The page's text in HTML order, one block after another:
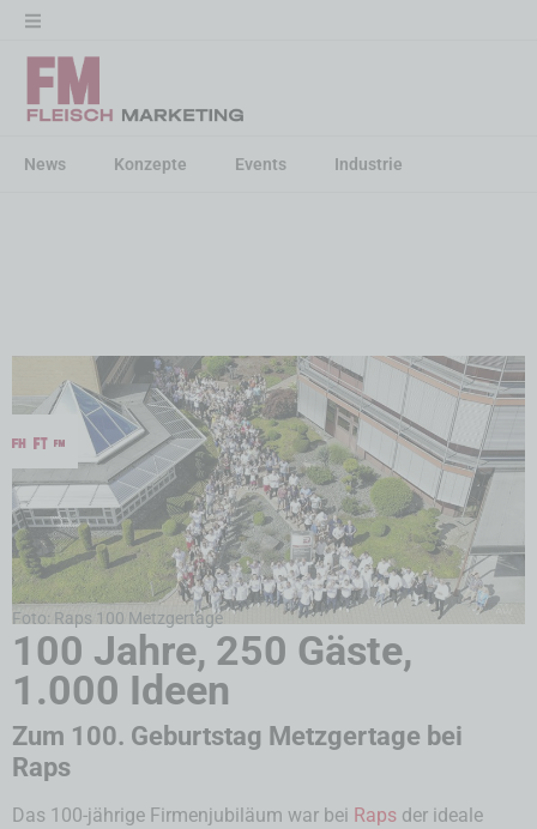
News Konzepte Events Industrie
Foto: Raps 100 Metzgertage
100 Jahre, 250 Gäste,
1.000 Ideen
Zum 100. Geburtstag Metzgertage bei
Raps
Das 100-jährige Firmenjubiläum war bei Raps der ideale